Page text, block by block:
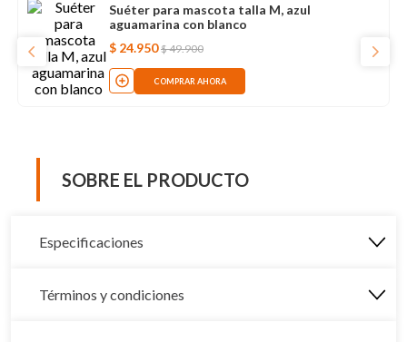
Suéter para mascota talla M, azul
aguamarina con blanco
$ 24.950 $49.900
COMPRAR AHORA
SOBRE EL PRODUCTO
Especificaciones
Términos y condiciones